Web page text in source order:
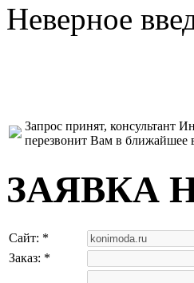
Неверное
Запрос принят, консультант
перезвонит Вам в ближайшее
ЗАЯВКА
Сайт: *
Заказ: *